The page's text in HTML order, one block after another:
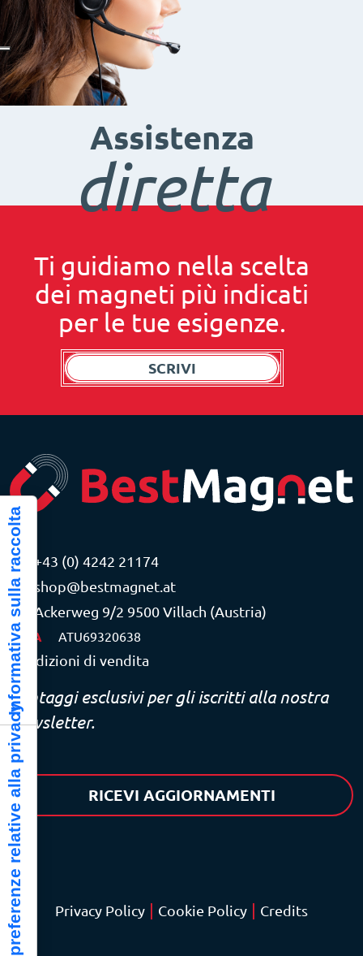
Assistenza
diretta
Ti guidiamo nella scelta
dei magneti più indicati
per le tue esigenze.
SCRIVI
+43 (0) 4242 21174
shop@bestmagnet.at
Ackerweg 9/2 9500 Villach (Austria)
P.IVA ATU69320638
Condizioni di vendita
Vantaggi esclusivi per gli iscritti alla nostra
newsletter.
RICEVI AGGIORNAMENTI
Privacy Policy | Cookie Policy | Credits
Le tue preferenze relative alla privacy
Informativa sulla raccolta